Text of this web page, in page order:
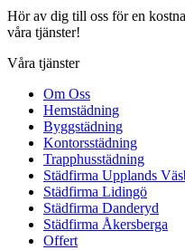
Hör av dig till oss för en
våra tjänster!
Våra tjänster
Om Oss
Hemstädning
Byggstädning
Kontorsstädning
Trapphusstädning
Städfirma Upplands
Städfirma Lidingö
Städfirma Danderyd
Städfirma Åkersberga
Offert